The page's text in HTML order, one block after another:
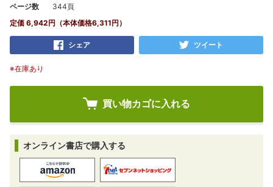
ページ数
344頁
定価 6,942円（本体価格6,311円）
シェア ツイート
※在庫あり
オンライン書店で購入する